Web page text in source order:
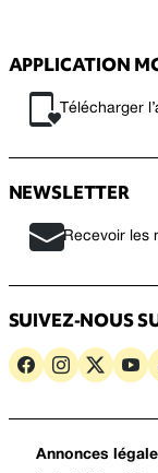
APPLICATION
Télécharger
NEWSLETTER
Recevoir les
SUIVEZ-NOUS
Annonces